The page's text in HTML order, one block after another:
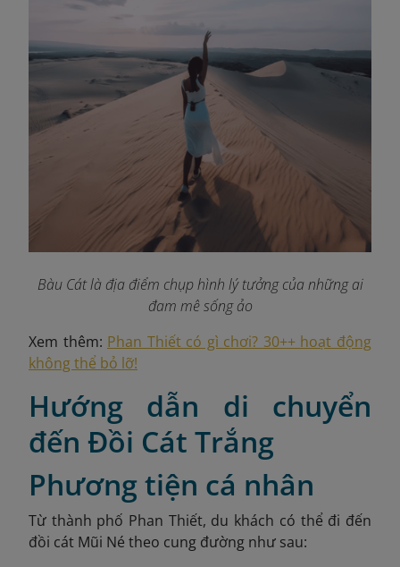
Bàu Cát là địa điểm chụp hình lý tưởng của những ai
đam mê sống ảo
Xem thêm: Phan Thiết có gì chơi? 30++ hoạt động
không thể bỏ lỡ!
Hướng dẫn di chuyển
đến Đồi Cát Trắng
Phương tiện cá nhân
Từ thành phố Phan Thiết, du khách có thể đi đến
đồi cát Mũi Né theo cung đường như sau: